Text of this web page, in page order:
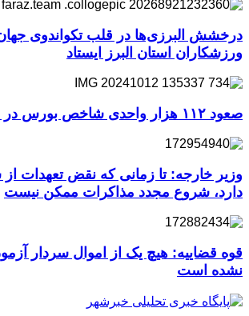
درخشش البرزی‌ها در قلب تکواندوی
ورزشکاران استان البرز ایستاد
صعود ۱۱۲ هزار واحدی شاخص بورس در معاملات امروز
وزیر خارجه: تا زمانی که نقض تعهدات از
دارد، شروع مجدد مذاکرات ممکن نیست
قوه قضاییه: هیچ یک از اموال سردار
نشده است